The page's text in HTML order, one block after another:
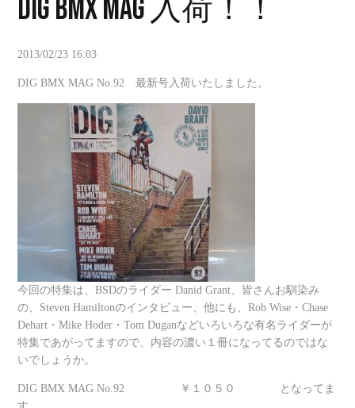
DIG BMX MAG 入荷！！
2013/02/23 16:03
DIG BMX MAG No.92 最新号入荷いたしました。
今回の特集は、BSDのライダー Danid Grant、皆さんお馴染み
の、Steven Hamiltonのインタビュー、他にも、Rob Wise・Chase
Dehart・Mike Hoder・Tom Duganなどいろいろな有名ライダーが
特集であがってますので、内容の濃い１冊になってるのではな
いでしょうか。
DIG BMX MAG No.92 ￥１０５０ となってま